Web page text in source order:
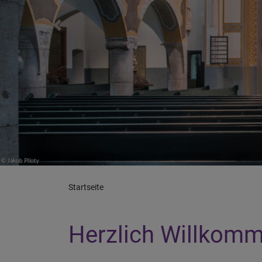
Previous
Startseite
Herzlich